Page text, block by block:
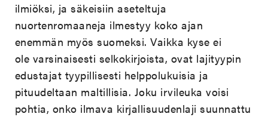
ilmiöksi, ja säkeisiin aseteltuja
nuortenromaaneja ilmestyy koko ajan
enemmän myös suomeksi. Vaikka kyse ei
ole varsinaisesti selkokirjoista, ovat lajityypin
edustajat tyypillisesti helppolukuisia ja
pituudeltaan maltillisia. Joku irvileuka voisi
pohtia, onko ilmava kirjallisuudenlaji suunnattu